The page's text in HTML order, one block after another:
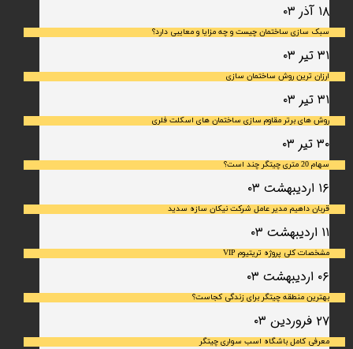
۱۸ آذر ۰۳
سبک سازی ساختمان چیست و چه مزایا و معایبی دارد؟
۳۱ تیر ۰۳
ارزان ترین روش ساختمان سازی
۳۱ تیر ۰۳
روش های برتر مقاوم سازی ساختمان های اسکلت فلری
۳۰ تیر ۰۳
سهام 20 متری چیتگر چند است؟
۱۶ اردیبهشت ۰۳
قربان داهیم مدیر عامل شرکت نیکان سازه سدید
۱۱ اردیبهشت ۰۳
مشخصات کلی پروژه تریتیوم VIP
۰۶ اردیبهشت ۰۳
بهترین منطقه چیتگر برای زندگی کجاست؟
۲۷ فروردین ۰۳
معرفی کامل باشگاه اسب سواری چیتگر